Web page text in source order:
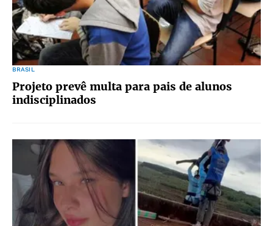
BRASIL
Projeto prevê multa para pais de alunos
indisciplinados